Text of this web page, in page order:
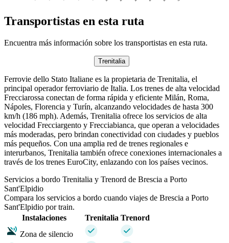
Transportistas en esta ruta
Encuentra más información sobre los transportistas en esta ruta.
Trenitalia
Ferrovie dello Stato Italiane es la propietaria de Trenitalia, el
principal operador ferroviario de Italia. Los trenes de alta velocidad
Frecciarossa conectan de forma rápida y eficiente Milán, Roma,
Nápoles, Florencia y Turín, alcanzando velocidades de hasta 300
km/h (186 mph). Además, Trenitalia ofrece los servicios de alta
velocidad Frecciargento y Frecciabianca, que operan a velocidades
más moderadas, pero brindan conectividad con ciudades y pueblos
más pequeños. Con una amplia red de trenes regionales e
interurbanos, Trenitalia también ofrece conexiones internacionales a
través de los trenes EuroCity, enlazando con los países vecinos.
Servicios a bordo Trenitalia y Trenord de Brescia a Porto
Sant'Elpidio
Compara los servicios a bordo cuando viajes de Brescia a Porto
Sant'Elpidio por train.
Instalaciones
Trenitalia Trenord
Zona de silencio